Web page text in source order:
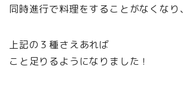
同時進行で料理をすることがなくなり、
上記の３種さえあれば
こと足りるようになりました！